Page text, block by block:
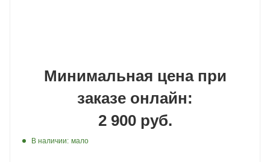
Минимальная цена при
заказе онлайн:
2 900 руб.
В наличии: мало